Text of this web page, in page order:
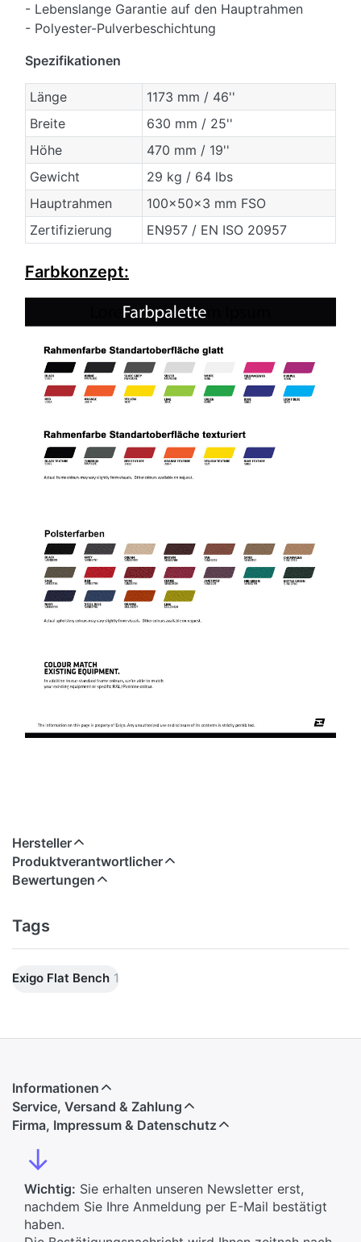
- Lebenslange Garantie auf den Hauptrahmen
- Polyester-Pulverbeschichtung
Spezifikationen
Länge
1173 mm / 46''
Breite
630 mm / 25''
Höhe
470 mm / 19''
Gewicht
29 kg / 64 lbs
Hauptrahmen
100x50x3 mm FSO
Zertifizierung
EN957 / EN ISO 20957
Farbkonzept:
Hersteller
Produktverantwortlicher
Bewertungen
Tags
Exigo Flat Bench 1
Informationen
Service, Versand & Zahlung
Firma, Impressum & Datenschutz
↓
Wichtig: Sie erhalten unseren Newsletter erst,
nachdem Sie Ihre Anmeldung per E-Mail bestätigt
haben.